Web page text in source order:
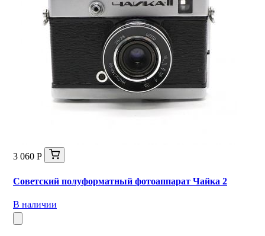
3 060 Р
Советский полуформатный фотоаппарат Чайка 2
В наличии